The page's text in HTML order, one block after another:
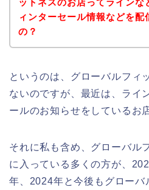
ットネスのお店ってラインな
ィンターセール情報などを配
の？
というのは、グローバルフィ
ないのですが、最近は、ライ
ールのお知らせをしているお
それに私も含め、グローバル
に入っている多くの方が、
年、2024年と今後もグローバ